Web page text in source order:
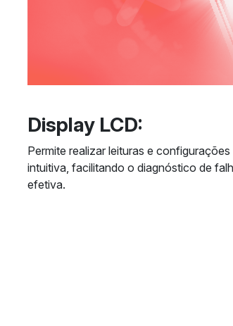
Display LCD:
Permite realizar leituras e
intuitiva, facilitando o diagnóstico de
efetiva.